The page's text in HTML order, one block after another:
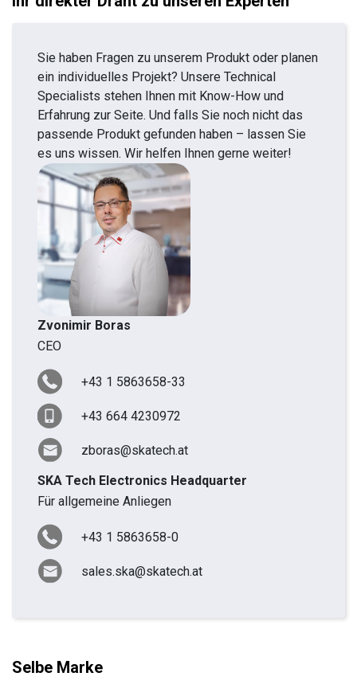
Sie haben Fragen zu unserem Produkt oder planen
ein individuelles Projekt? Unsere Technical
Specialists stehen Ihnen mit Know-How und
Erfahrung zur Seite. Und falls Sie noch nicht das
passende Produkt gefunden haben – lassen Sie
es uns wissen. Wir helfen Ihnen gerne weiter!
Zvonimir Boras
CEO
+43 1 5863658-33
+43 664 4230972
zboras@skatech.at
SKA Tech Electronics Headquarter
Für allgemeine Anliegen
+43 1 5863658-0
sales.ska@skatech.at
Selbe Marke